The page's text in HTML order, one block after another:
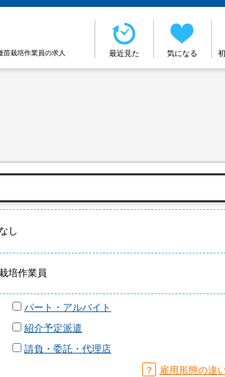
苗栽培作業員の求人 最近見た 気になる
し
培作業員
パート・アルバイト
紹介予定派遣
請負・委託・代理店
？ 雇用形態の違